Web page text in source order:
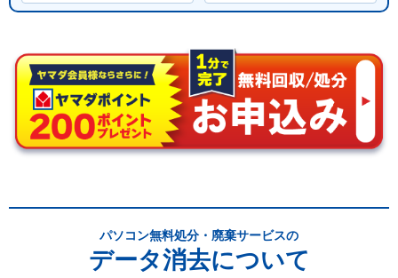
パソコン無料処分・廃棄サービスの
データ消去について